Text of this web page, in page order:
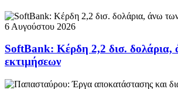
6 Αυγούστου 2026
SoftBank: Κέρδη 2,2 δισ. δολάρια,
εκτιμήσεων